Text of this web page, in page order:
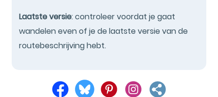
Laatste versie: controleer voordat je gaat
wandelen even of je de laatste versie van de
routebeschrijving hebt.